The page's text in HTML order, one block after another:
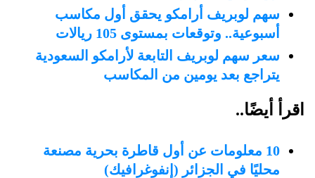
سهم لوبريف أرامكو يحقق أول مكاسب
أسبوعية.. وتوقعات بمستوى 105 ريالات
سعر سهم لوبريف التابعة لأرامكو السعودية
يتراجع بعد يومين من المكاسب
اقرأ أيضًا..
10 معلومات عن أول قاطرة بحرية مصنعة
محليًا في الجزائر (إنفوغرافيك)